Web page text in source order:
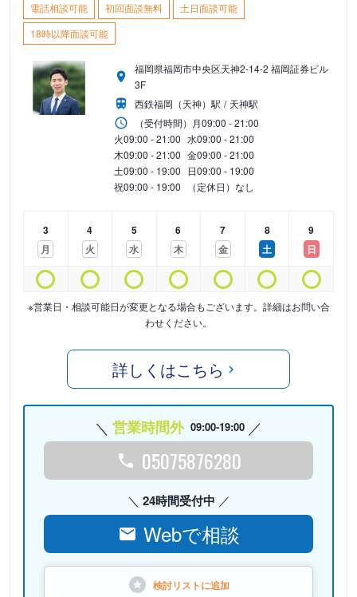
電話相談可能 初回面談無料
土日面談可能
18時以降面談可能
福岡県福岡市中央区天神2-14-2 福岡証券ビル
3F
西鉄福岡（天神）駅
天神駅
（受付時間） 月09:00 - 21:00
火09:00 - 21:00 水09:00 - 21:00
木09:00 - 21:00 金09:00 - 21:00
土09:00 - 19:00 日09:00 - 19:00
祝09:00 - 19:00 （定休日）なし
3
月
4
火
5
水
6
木
7
金
8
土
9
日
※営業日・相談可能日が変更となる場合もございます。詳細はお問い合
わせください。
詳しくはこちら
営業時間外 09:00-19:00
05075876280
24時間受付中
Webで相談
検討リストに追加